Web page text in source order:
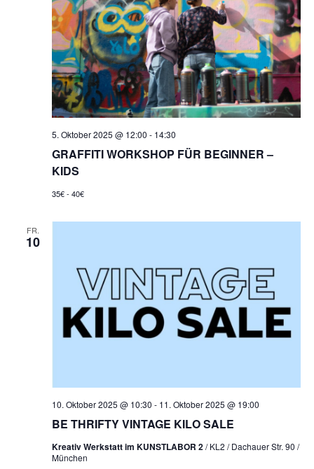
GRAFFITI WORKSHOP FÜR BEGINNER –
KIDS
5. Oktober 2025 @ 12:00 - 14:30
35€ - 40€
FR.
10
BE THRIFTY VINTAGE KILO SALE
10. Oktober 2025 @ 10:30 - 11. Oktober 2025 @ 19:00
Kreativ Werkstatt im KUNSTLABOR 2/ KL2 / Dachauer Str. 90 /
München